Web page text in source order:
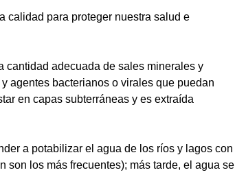
calidad para proteger nuestra salud e
cantidad adecuada de sales minerales y
agentes bacterianos o virales que puedan
en capas subterráneas y es extraída
a potabilizar el agua de los ríos y lagos con
son los más frecuentes); más tarde, el agua se